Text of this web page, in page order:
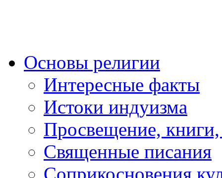
Основы религии
Интересные факты
Истоки индуизма
Просвещение, книги,
Священные писания
Соприкосновения